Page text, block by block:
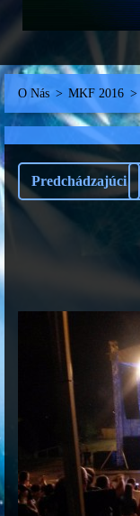
O Nás > MKF 2016 >
Predchádzajúci